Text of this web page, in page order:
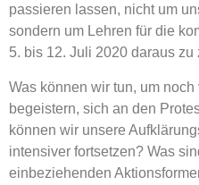
passieren lassen, nicht um
sondern um Lehren für die
5. bis 12. Juli 2020 daraus zu
Was können wir tun, um
begeistern, sich an den
können wir unsere
intensiver fortsetzen? Was
einbeziehenden